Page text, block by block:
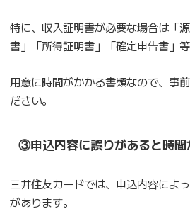
特に、収入証明書が必要な場合は「
書」「所得証明書」「確定申告書」
用意に時間がかかる書類なので、事
ださい。
③申込内容に誤りがあると時間
三井住友カードでは、申込内容によ
があります。